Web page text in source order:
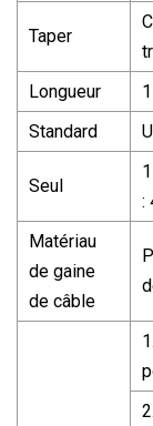
Taper
Longueur
Standard
Seul
:
Matériau
de gaine
de câble